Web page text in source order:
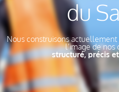
du
Nous construisons
l’image de nos
structuré, précis